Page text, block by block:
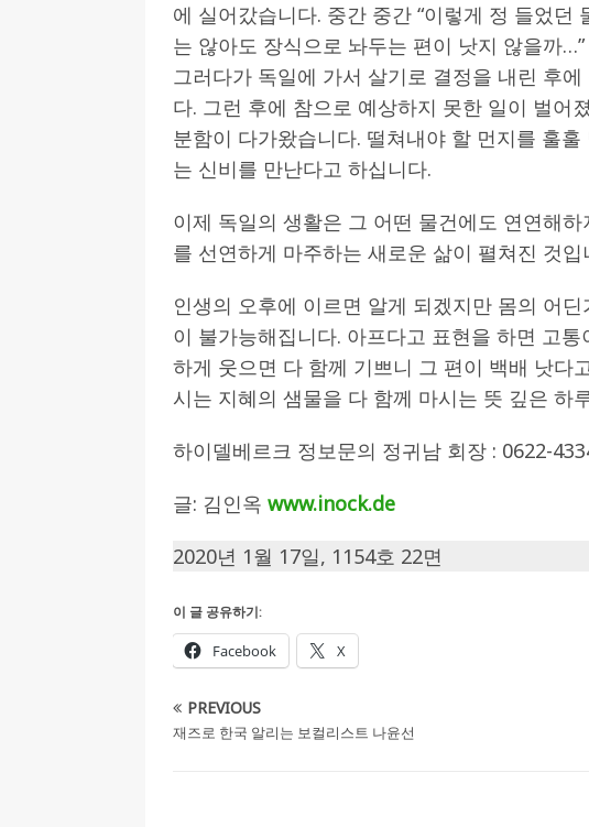
에 실어갔습니다. 중간 중간 “이렇게 정 들었던
는 않아도 장식으로 놔두는 편이 낫지 않을까
그러다가 독일에 가서 살기로 결정을 내린 후
다. 그런 후에 참으로 예상하지 못한 일이 벌어
분함이 다가왔습니다. 떨쳐내야 할 먼지를 훌
는 신비를 만난다고 하십니다.
이제 독일의 생활은 그 어떤 물건에도 연연해
를 선연하게 마주하는 새로운 삶이 펼쳐진 것입
인생의 오후에 이르면 알게 되겠지만 몸의 어
이 불가능해집니다. 아프다고 표현을 하면 고
하게 웃으면 다 함께 기쁘니 그 편이 백배 낫다
시는 지혜의 샘물을 다 함께 마시는 뜻 깊은 하
하이델베르크 정보문의 정귀남 회장 : 0622-
글: 김인옥 www.inock.de
2020년 1월 17일, 1154호 22면
이 글 공유하기:
Facebook X
PREVIOUS
재즈로 한국 알리는 보컬리스트 나윤선